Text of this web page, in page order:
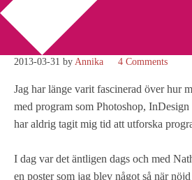
10 steg till att bli
läsare
2013-03-31 by Annika 4 Comments
Jag har länge varit fascinerad över hur
med program som Photoshop,
har aldrig tagit mig tid att utforska
I dag var det äntligen dags och med
en poster som jag blev något så när